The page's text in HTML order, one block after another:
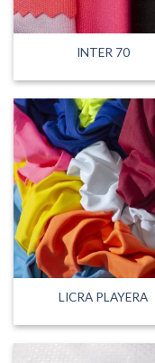
INTER 70
LICRA PLAYERA